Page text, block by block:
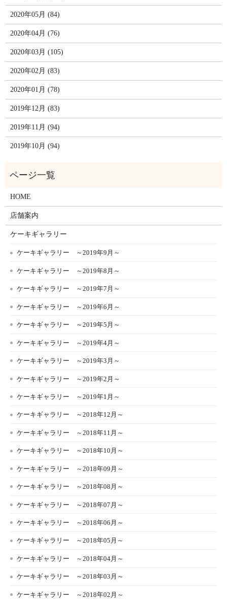
2020年05月 (84)
2020年04月 (76)
2020年03月 (105)
2020年02月 (83)
2020年01月 (78)
2019年12月 (83)
2019年11月 (94)
2019年10月 (94)
HOME
店舗案内
ケーキギャラリー
ケーキギャラリー ～2019年9月～
ケーキギャラリー ～2019年8月～
ケーキギャラリー ～2019年7月～
ケーキギャラリー ～2019年6月～
ケーキギャラリー ～2019年5月～
ケーキギャラリー ～2019年4月～
ケーキギャラリー ～2019年3月～
ケーキギャラリー ～2019年2月～
ケーキギャラリー ～2019年1月～
ケーキギャラリー ～2018年12月～
ケーキギャラリー ～2018年11月～
ケーキギャラリー ～2018年10月～
ケーキギャラリー ～2018年09月～
ケーキギャラリー ～2018年08月～
ケーキギャラリー ～2018年07月～
ケーキギャラリー ～2018年06月～
ケーキギャラリー ～2018年05月～
ケーキギャラリー ～2018年04月～
ケーキギャラリー ～2018年03月～
ケーキギャラリー ～2018年02月～